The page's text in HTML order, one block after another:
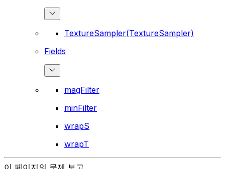
TextureSampler(TextureSampler)
Fields
magFilter
minFilter
wrapS
wrapT
이 페이지의 문제 보고